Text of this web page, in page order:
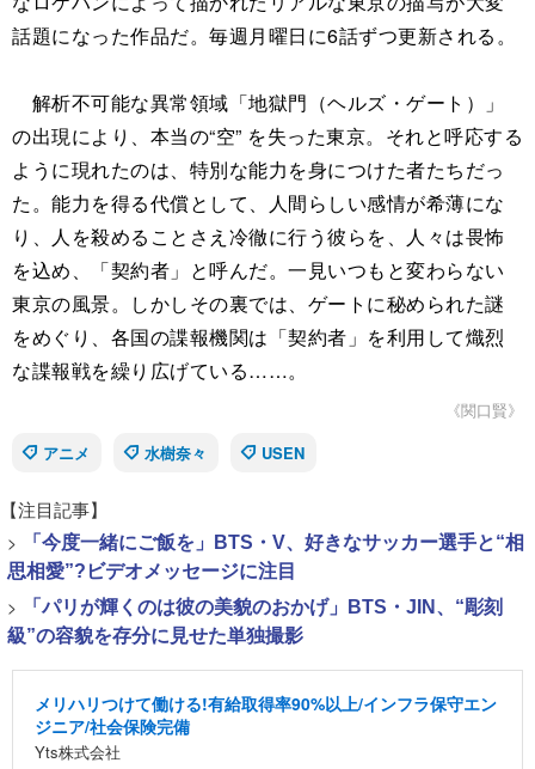
話題になった作品だ。毎週月曜日に6話ずつ更新される。
解析不可能な異常領域「地獄門（ヘルズ・ゲート）」
の出現により、本当の“空” を失った東京。それと呼応する
ように現れたのは、特別な能力を身につけた者たちだっ
た。能力を得る代償として、人間らしい感情が希薄にな
り、人を殺めることさえ冷徹に行う彼らを、人々は畏怖
を込め、「契約者」と呼んだ。一見いつもと変わらない
東京の風景。しかしその裏では、ゲートに秘められた謎
をめぐり、各国の諜報機関は「契約者」を利用して熾烈
な諜報戦を繰り広げている……。
《関口賢》
アニメ
水樹奈々 USEN
【注目記事】
>
「今度一緒にご飯を」BTS・V、好きなサッカー選手と“相
思相愛”?ビデオメッセージに注目
>
「パリが輝くのは彼の美貌のおかげ」BTS・JIN、“彫刻
級”の容貌を存分に見せた単独撮影
メリハリつけて働ける!有給取得率90%以上/インフラ保守エン
ジニア/社会保険完備
Yts株式会社